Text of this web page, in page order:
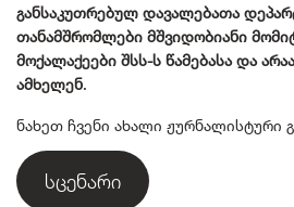
განსაკუთრებულ დავალებათა
თანამშრომლები მშვიდობიანი
მოქალაქეები შსს-ს წამებასა და
ამხელენ.
ნახეთ ჩვენი ახალი ჟურნალისტური
სცენარი